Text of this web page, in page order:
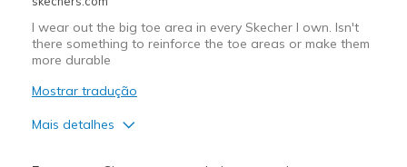
I wear out the big toe area in every Skecher I own. Isn't
there something to reinforce the toe areas or make them
more durable
Mostrar tradução
Mais detalhes